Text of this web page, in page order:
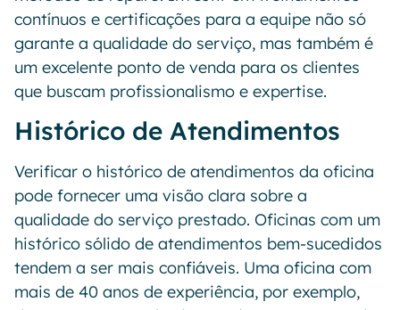
contínuos e certificações para a equipe não só
garante a qualidade do serviço, mas também é
um excelente ponto de venda para os clientes
que buscam profissionalismo e expertise.
Histórico de Atendimentos
Verificar o histórico de atendimentos da oficina
pode fornecer uma visão clara sobre a
qualidade do serviço prestado. Oficinas com um
histórico sólido de atendimentos bem-sucedidos
tendem a ser mais confiáveis. Uma oficina com
mais de 40 anos de experiência, por exemplo,